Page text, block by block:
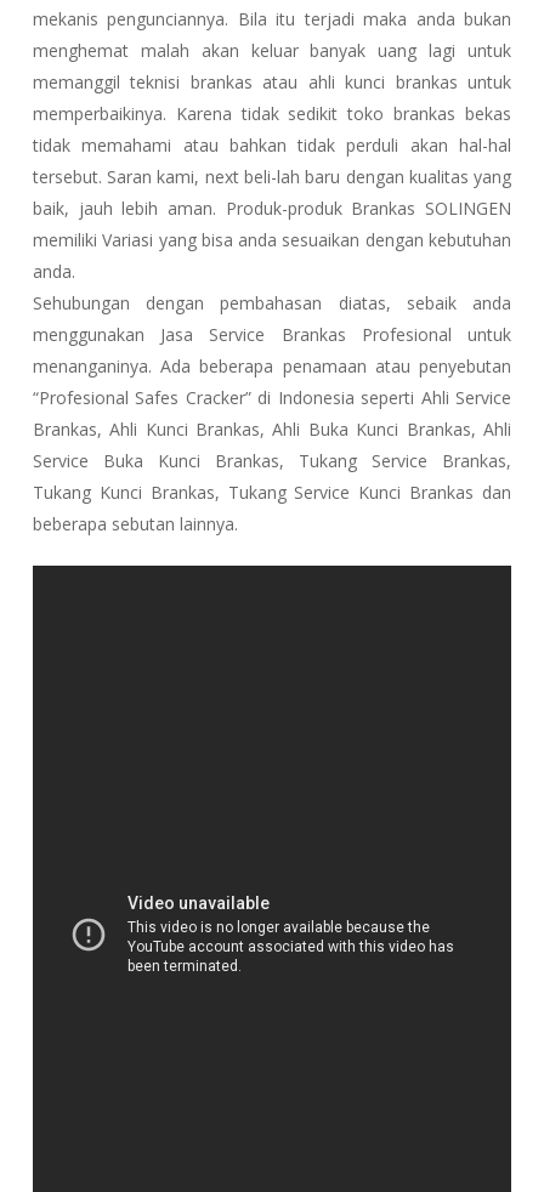
mekanis pengunciannya. Bila itu terjadi maka anda bukan
menghemat malah akan keluar banyak uang lagi untuk
memanggil teknisi brankas atau ahli kunci brankas untuk
memperbaikinya. Karena tidak sedikit toko brankas bekas
tidak memahami atau bahkan tidak perduli akan hal-hal
tersebut. Saran kami, next beli-lah baru dengan kualitas yang
baik, jauh lebih aman. Produk-produk Brankas SOLINGEN
memiliki Variasi yang bisa anda sesuaikan dengan kebutuhan
anda.
Sehubungan dengan pembahasan diatas, sebaik anda
menggunakan Jasa Service Brankas Profesional untuk
menanganinya. Ada beberapa penamaan atau penyebutan
“Profesional Safes Cracker” di Indonesia seperti Ahli Service
Brankas, Ahli Kunci Brankas, Ahli Buka Kunci Brankas, Ahli
Service Buka Kunci Brankas, Tukang Service Brankas,
Tukang Kunci Brankas, Tukang Service Kunci Brankas dan
beberapa sebutan lainnya.